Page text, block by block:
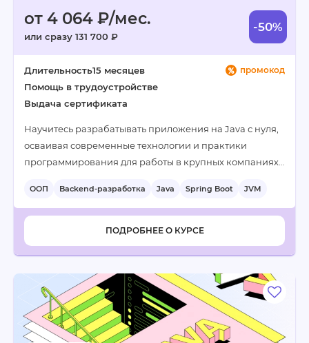
от 4 064 ₽/мес.
или сразу 131 700 ₽
-50%
промокод
Длительность15 месяцев
Помощь в трудоустройстве
Выдача сертификата
Научитесь разрабатывать приложения на Java с нуля,
осваивая современные технологии и практики
программирования для работы в крупных компаниях…
ООП Backend-разработка Java Spring Boot JVM
ПОДРОБНЕЕ О КУРСЕ